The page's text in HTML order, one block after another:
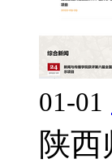
01-01
陕